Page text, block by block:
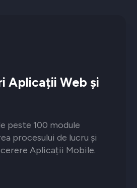
Aplicații Web și
peste 100 module
procesului de lucru și
Aplicații Mobile.